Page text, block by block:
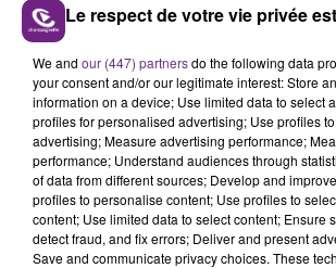
VENEZ FÊTER CE WEEK-END
L'ANNIVERSAIRE DE WOINIC
Ce samedi 8 août sera un grand
l'anniversaire du plus gros sanglier
Une fête est donc organisée et
conviés !
TITRES DIFFUSÉS
8h10
8h10 8h05
8h05
Le respect de votre vie privée
We and our (447) partnersdo the following data
your consent and/or our legitimate interest: Store
information on a device; Use limited data to select
profiles for personalised advertising; Use profiles
advertising; Measure advertising performance;
performance; Understand audiences through
of data from different sources; Develop and
profiles to personalise content; Use profiles to
content; Use limited data to select content; Ensure
detect fraud, and fix errors; Deliver and present
Save and communicate privacy choices. These